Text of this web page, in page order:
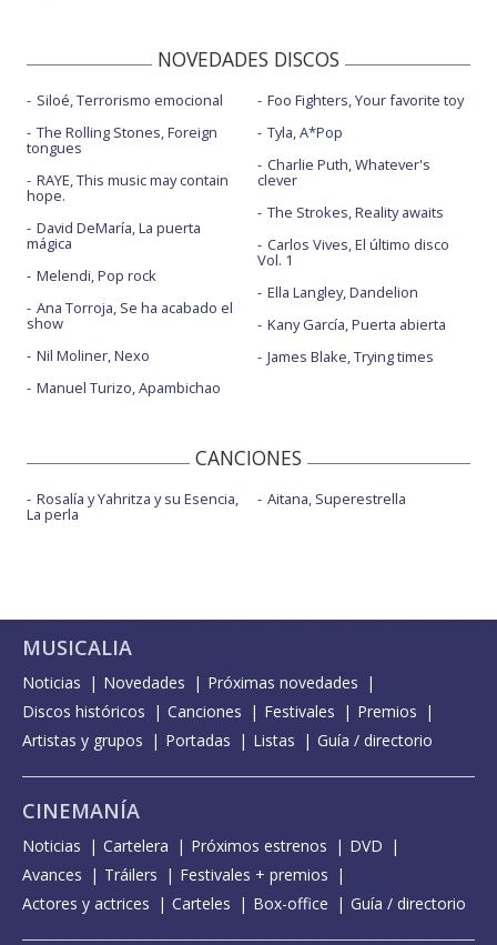
NOVEDADES DISCOS
Siloé, Terrorismo emocional
The Rolling Stones, Foreign
tongues
RAYE, This music may contain
hope.
David DeMaría, La puerta
mágica
Melendi, Pop rock
Ana Torroja, Se ha acabado el
show
Nil Moliner, Nexo
Manuel Turizo, Apambichao
Foo Fighters, Your favorite toy
Tyla, A*Pop
Charlie Puth, Whatever's
clever
The Strokes, Reality awaits
Carlos Vives, El último disco
Vol. 1
Ella Langley, Dandelion
Kany García, Puerta abierta
James Blake, Trying times
CANCIONES
Rosalía y Yahritza y su Esencia,
La perla
Aitana, Superestrella
MUSICALIA
Noticias Novedades
Próximas novedades
Discos históricos
Canciones Festivales
Premios
Artistas y grupos
Portadas Listas Guía / directorio
CINEMANÍA
Noticias Cartelera Próximos estrenos
DVD
Avances
Tráilers
Festivales + premios
Actores y actrices
Carteles Box-office Guía / directorio